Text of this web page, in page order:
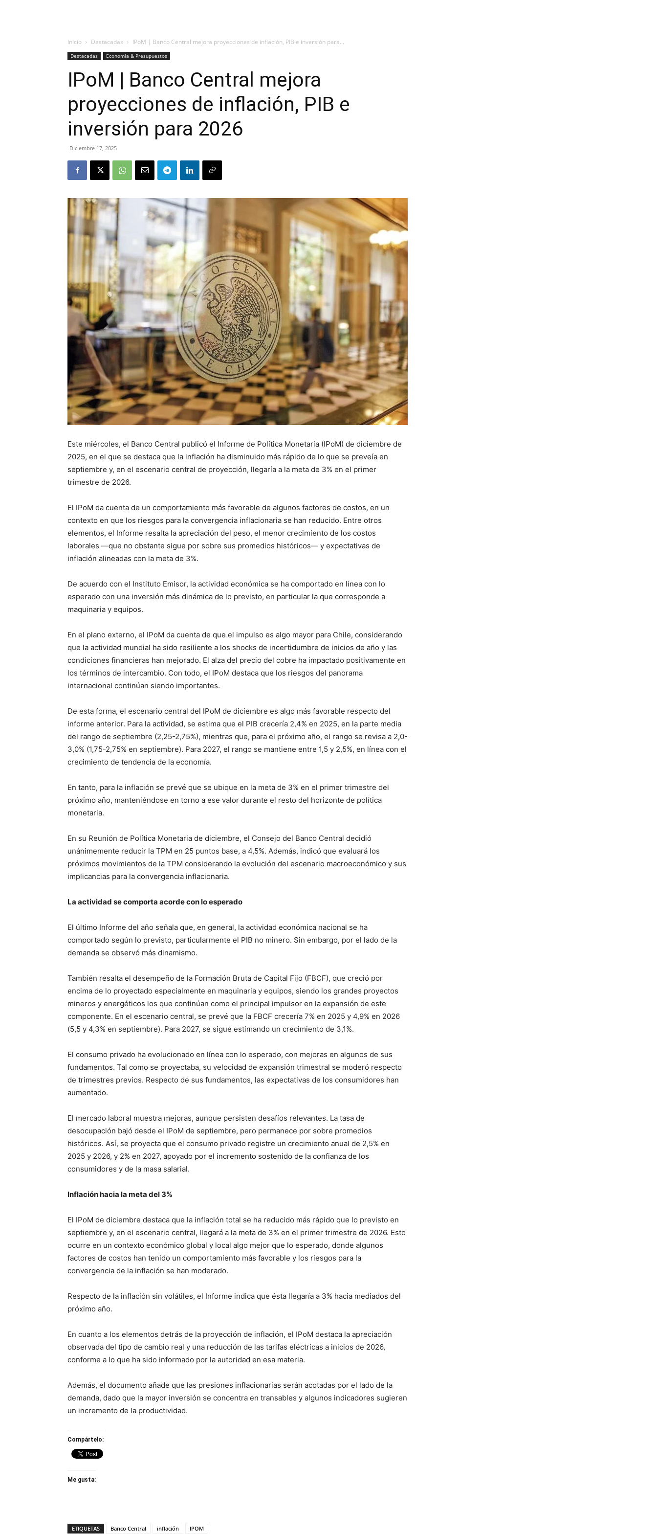
Inicio Destacadas IPoM | Banco Central mejora proyecciones de inflación, PIB e inversión para...
Destacadas Economía & Presupuestos
IPoM | Banco Central mejora
proyecciones de inflación, PIB e
inversión para 2026
Diciembre 17, 2025
Este miércoles, el Banco Central publicó el Informe de Política Monetaria (IPoM) de diciembre de
2025, en el que se destaca que la inflación ha disminuido más rápido de lo que se preveía en
septiembre y, en el escenario central de proyección, llegaría a la meta de 3% en el primer
trimestre de 2026.
El IPoM da cuenta de un comportamiento más favorable de algunos factores de costos, en un
contexto en que los riesgos para la convergencia inflacionaria se han reducido. Entre otros
elementos, el Informe resalta la apreciación del peso, el menor crecimiento de los costos
laborales —que no obstante sigue por sobre sus promedios históricos— y expectativas de
inflación alineadas con la meta de 3%.
De acuerdo con el Instituto Emisor, la actividad económica se ha comportado en línea con lo
esperado con una inversión más dinámica de lo previsto, en particular la que corresponde a
maquinaria y equipos.
En el plano externo, el IPoM da cuenta de que el impulso es algo mayor para Chile, considerando
que la actividad mundial ha sido resiliente a los shocks de incertidumbre de inicios de año y las
condiciones financieras han mejorado. El alza del precio del cobre ha impactado positivamente en
los términos de intercambio. Con todo, el IPoM destaca que los riesgos del panorama
internacional continúan siendo importantes.
De esta forma, el escenario central del IPoM de diciembre es algo más favorable respecto del
informe anterior. Para la actividad, se estima que el PIB crecería 2,4% en 2025, en la parte media
del rango de septiembre (2,25-2,75%), mientras que, para el próximo año, el rango se revisa a 2,0-
3,0% (1,75-2,75% en septiembre). Para 2027, el rango se mantiene entre 1,5 y 2,5%, en línea con el
crecimiento de tendencia de la economía.
En tanto, para la inflación se prevé que se ubique en la meta de 3% en el primer trimestre del
próximo año, manteniéndose en torno a ese valor durante el resto del horizonte de política
monetaria.
En su Reunión de Política Monetaria de diciembre, el Consejo del Banco Central decidió
unánimemente reducir la TPM en 25 puntos base, a 4,5%. Además, indicó que evaluará los
próximos movimientos de la TPM considerando la evolución del escenario macroeconómico y sus
implicancias para la convergencia inflacionaria.
La actividad se comporta acorde con lo esperado
El último Informe del año señala que, en general, la actividad económica nacional se ha
comportado según lo previsto, particularmente el PIB no minero. Sin embargo, por el lado de la
demanda se observó más dinamismo.
También resalta el desempeño de la Formación Bruta de Capital Fijo (FBCF), que creció por
encima de lo proyectado especialmente en maquinaria y equipos, siendo los grandes proyectos
mineros y energéticos los que continúan como el principal impulsor en la expansión de este
componente. En el escenario central, se prevé que la FBCF crecería 7% en 2025 y 4,9% en 2026
(5,5 y 4,3% en septiembre). Para 2027, se sigue estimando un crecimiento de 3,1%.
El consumo privado ha evolucionado en línea con lo esperado, con mejoras en algunos de sus
fundamentos. Tal como se proyectaba, su velocidad de expansión trimestral se moderó respecto
de trimestres previos. Respecto de sus fundamentos, las expectativas de los consumidores han
aumentado.
El mercado laboral muestra mejoras, aunque persisten desafíos relevantes. La tasa de
desocupación bajó desde el IPoM de septiembre, pero permanece por sobre promedios
históricos. Así, se proyecta que el consumo privado registre un crecimiento anual de 2,5% en
2025 y 2026, y 2% en 2027, apoyado por el incremento sostenido de la confianza de los
consumidores y de la masa salarial.
Inflación hacia la meta del 3%
El IPoM de diciembre destaca que la inflación total se ha reducido más rápido que lo previsto en
septiembre y, en el escenario central, llegará a la meta de 3% en el primer trimestre de 2026. Esto
ocurre en un contexto económico global y local algo mejor que lo esperado, donde algunos
factores de costos han tenido un comportamiento más favorable y los riesgos para la
convergencia de la inflación se han moderado.
Respecto de la inflación sin volátiles, el Informe indica que ésta llegaría a 3% hacia mediados del
próximo año.
En cuanto a los elementos detrás de la proyección de inflación, el IPoM destaca la apreciación
observada del tipo de cambio real y una reducción de las tarifas eléctricas a inicios de 2026,
conforme a lo que ha sido informado por la autoridad en esa materia.
Además, el documento añade que las presiones inflacionarias serán acotadas por el lado de la
demanda, dado que la mayor inversión se concentra en transables y algunos indicadores sugieren
un incremento de la productividad.
Compártelo:
Me gusta:
ETIQUETAS Banco Central inflación IPOM